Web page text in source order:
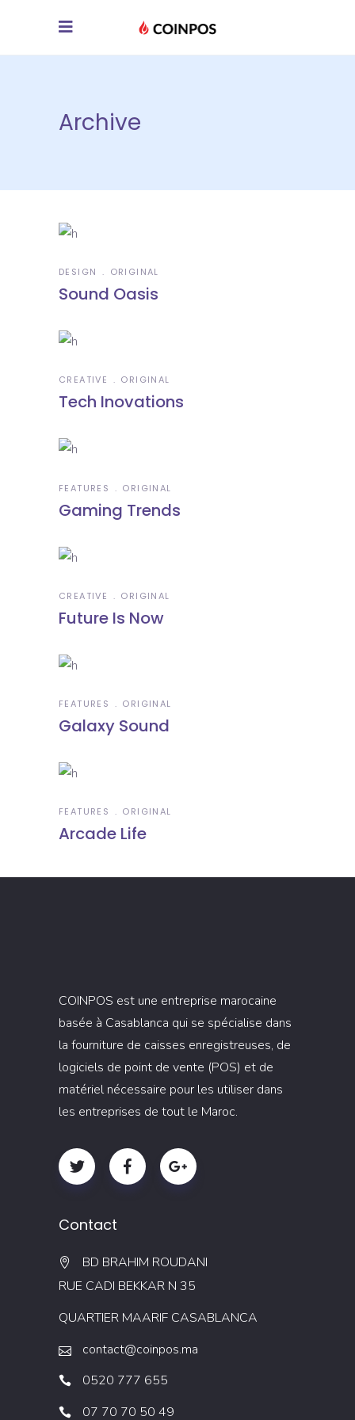
Archive
DESIGN ORIGINAL
Sound Oasis
CREATIVE ORIGINAL
Tech Inovations
FEATURES ORIGINAL
Gaming Trends
CREATIVE ORIGINAL
Future Is Now
FEATURES ORIGINAL
Galaxy Sound
FEATURES ORIGINAL
Arcade Life
COINPOS est une entreprise marocaine
basée à Casablanca qui se spécialise dans
la fourniture de caisses enregistreuses, de
logiciels de point de vente (POS) et de
matériel nécessaire pour les utiliser dans
les entreprises de tout le Maroc.
Contact
BD BRAHIM ROUDANI
RUE CADI BEKKAR N 35
QUARTIER MAARIF CASABLANCA
contact@coinpos.ma
0520 777 655
07 70 70 50 49